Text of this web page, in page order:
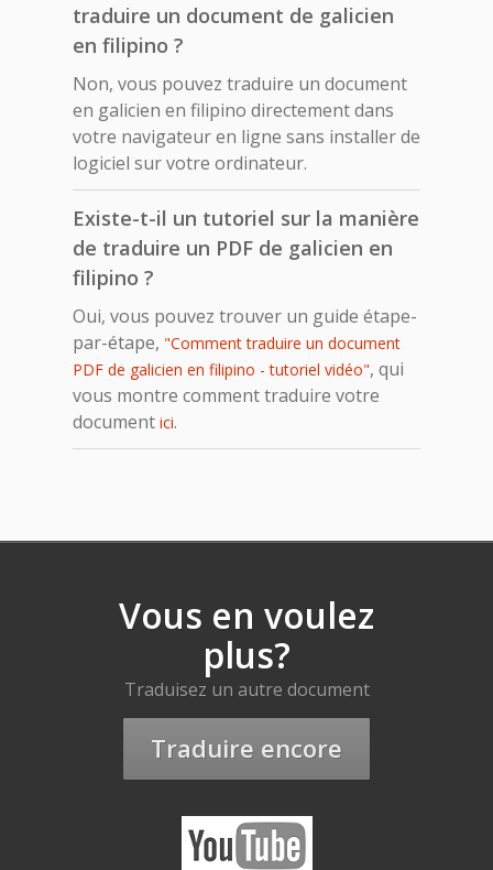
traduire un document de galicien
en filipino ?
Non, vous pouvez traduire un document
en galicien en filipino directement dans
votre navigateur en ligne sans installer de
logiciel sur votre ordinateur.
Existe-t-il un tutoriel sur la manière
de traduire un PDF de galicien en
filipino ?
Oui, vous pouvez trouver un guide étape-
par-étape, "Comment traduire un document
PDF de galicien en filipino - tutoriel vidéo", qui
vous montre comment traduire votre
document ici.
Vous en voulez
plus?
Traduisez un autre document
Traduire encore